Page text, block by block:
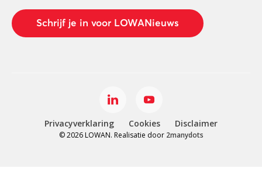
Schrijf je in voor LOWANieuws
© 2026 LOWAN. Realisatie door 2manydots
Privacyverklaring Cookies Disclaimer